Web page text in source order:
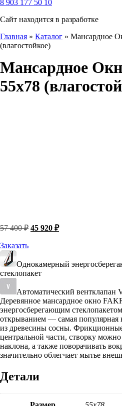
8 903 177 50 10
Сайт находится в разработке
Главная » Каталог » Мансардное
(влагостойкое)
Мансардное
55х78
57 400₽ Первоначальная
400 ₽.
45 920 ₽Текущая
Заказать
Однокамерный
стеклопакет
Автоматический вентклапан
Деревянное мансардное окно
энергосберегающим
открыванием — самая популярная
из древесины сосны.
центральной части, створку
наклона, а также поворачивать
значительно облегчает мытье
Детали